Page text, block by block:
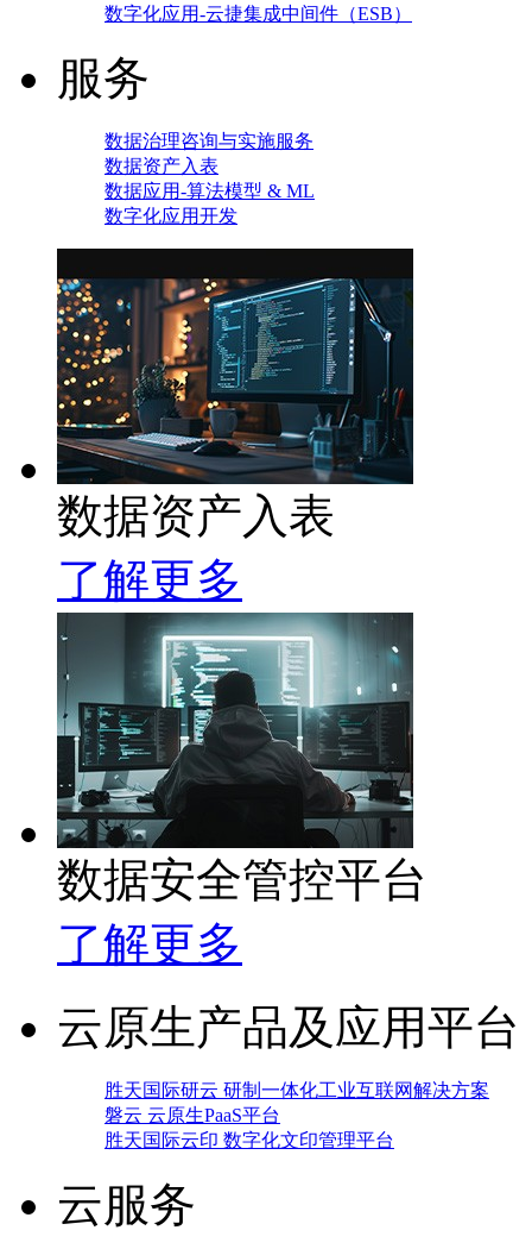
数字化应用-云捷集成中间件（ESB）
服务
数据治理咨询与实施服务
数据资产入表
数据应用-算法模型 & ML
数字化应用开发
数据资产入表
了解更多
数据安全管控平台
了解更多
云原生产品及应用平台
胜天国际研云 研制一体化工业互联网解决方案
磐云 云原生PaaS平台
胜天国际云印 数字化文印管理平台
云服务